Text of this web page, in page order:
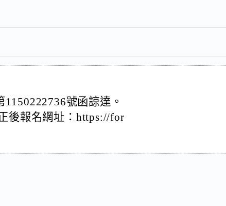
號函諒達。
後報名網址：https://for